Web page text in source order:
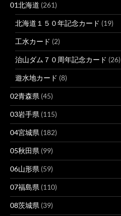
01北海道 (261)
北海道１５０年記念カード (19)
工水カード (2)
治山ダム７０周年記念カード (26)
遊水地カード (8)
02青森県 (45)
03岩手県 (115)
04宮城県 (182)
05秋田県 (99)
06山形県 (59)
07福島県 (110)
08茨城県 (39)